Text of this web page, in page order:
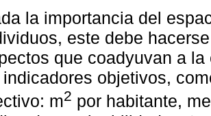
la importancia del
este debe
que coadyuvan a
indicadores objetivos,
m2 por habitante,